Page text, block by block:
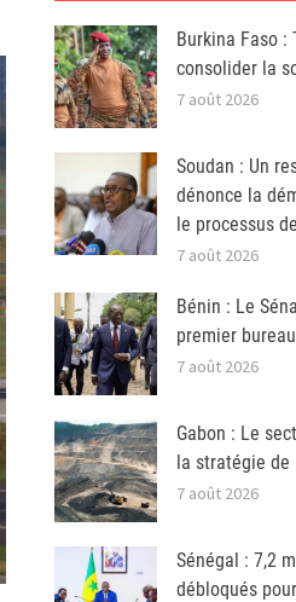
Burkina Faso :
consolider la
7 août 2026
Soudan : Un
dénonce la
le processus
7 août 2026
Bénin : Le
premier bureau
7 août 2026
Gabon : Le
la stratégie de
7 août 2026
Sénégal : 7,2
débloqués